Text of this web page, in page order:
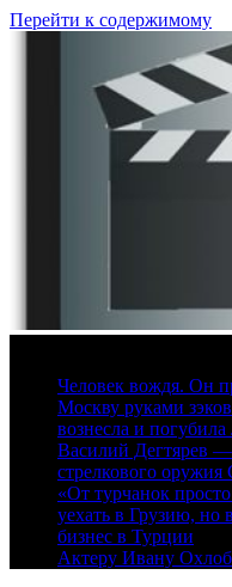
Перейти к содержимому
Человек вождя. Он
Москву руками
вознесла и
Василий Дегтярев —
стрелкового
«От турчанок
уехать в Грузию, но
бизнес в Турции
Актеру Ивану